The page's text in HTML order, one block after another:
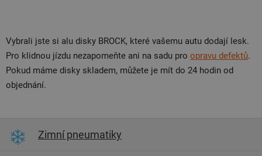
Vybrali jste si alu disky BROCK, které vašemu autu dodají lesk.
Pro klidnou jízdu nezapomeňte ani na sadu pro opravu defektů.
Pokud máme disky skladem, můžete je mít do 24 hodin od
objednání.
Zimní pneumatiky